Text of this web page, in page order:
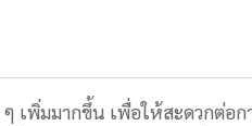
พิ่มมากขึ้น เพื่อให้สะดวกต่อก